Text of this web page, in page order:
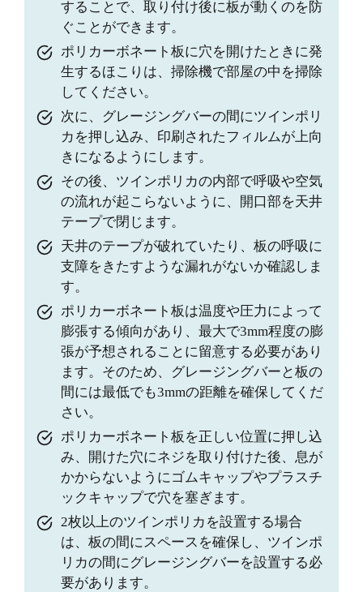
することで、取り付け後に板が動くのを防
ぐことができます。
ポリカーボネート板に穴を開けたときに発
生するほこりは、掃除機で部屋の中を掃除
してください。
次に、グレージングバーの間にツインポリ
カを押し込み、印刷されたフィルムが上向
きになるようにします。
その後、ツインポリカの内部で呼吸や空気
の流れが起こらないように、開口部を天井
テープで閉じます。
天井のテープが破れていたり、板の呼吸に
支障をきたすような漏れがないか確認しま
す。
ポリカーボネート板は温度や圧力によって
膨張する傾向があり、最大で3mm程度の膨
張が予想されることに留意する必要があり
ます。そのため、グレージングバーと板の
間には最低でも3mmの距離を確保してくだ
さい。
ポリカーボネート板を正しい位置に押し込
み、開けた穴にネジを取り付けた後、息が
かからないようにゴムキャップやプラスチ
ックキャップで穴を塞ぎます。
2枚以上のツインポリカを設置する場合
は、板の間にスペースを確保し、ツインポ
リカの間にグレージングバーを設置する必
要があります。